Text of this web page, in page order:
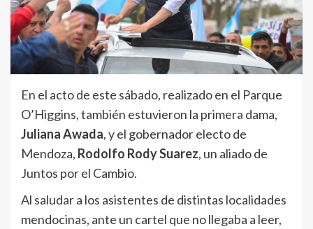
En el acto de este sábado, realizado en el Parque
O’Higgins, también estuvieron la primera dama,
Juliana Awada, y el gobernador electo de
Mendoza, Rodolfo Rody Suarez, un aliado de
Juntos por el Cambio.
Al saludar a los asistentes de distintas localidades
mendocinas, ante un cartel que no llegaba a leer,